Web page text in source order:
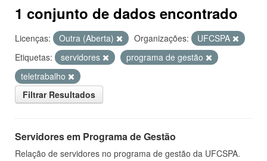
1 conjunto de dados encontrado
Licenças: Outra (Aberta) Organizações:
UFCSPA
Etiquetas:
servidores
programa de gestão
teletrabalho
Filtrar Resultados
Servidores em Programa de Gestão
Relação de servidores no programa de gestão da UFCSPA.